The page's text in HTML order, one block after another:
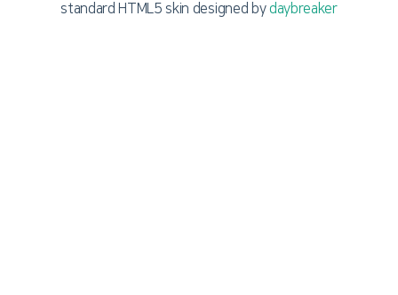
standard HTML5 skin designed bydaybreaker